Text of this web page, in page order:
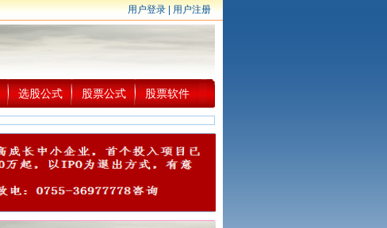
用户登录|用户注册
选股公式 股票公式 股票软件